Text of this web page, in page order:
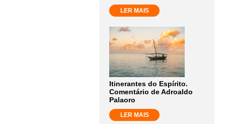
LER MAIS
Itinerantes do Espírito.
Comentário de Adroaldo
Palaoro
LER MAIS